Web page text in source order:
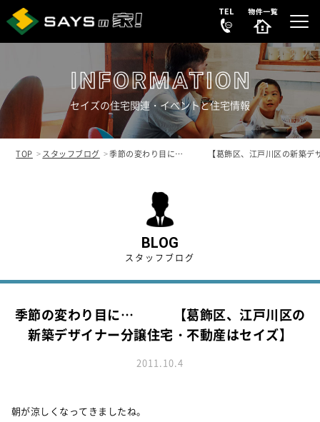
REASON
選ばれる理由
NEW HOUSE
販売中の新築分譲住宅
SECONDHAND
COMPANY
会社案内
お知らせ
新着情報
建築実例
オーナーズボイス
動画ギャラリー
セイズの住宅関連・イベントと住宅情報
TOP スタッフブログ 季節の変わり目に… 【葛飾区、江戸川区の新築デザ
BLOG
スタッフブログ
季節の変わり目に… 【葛飾区、江戸川区の
新築デザイナー分譲住宅・不動産はセイズ】
2011.10.4
朝が涼しくなってきましたね。